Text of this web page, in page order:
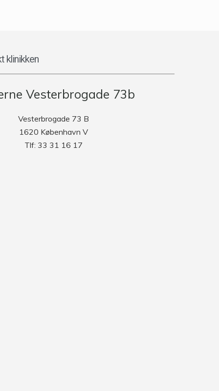
klinikken
Vesterbrogade 73b
Vesterbrogade 73 B
1620 København V
Tlf: 33 31 16 17